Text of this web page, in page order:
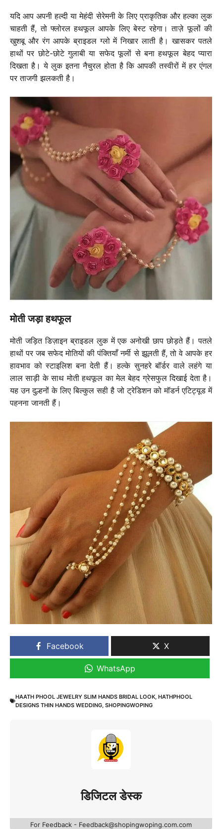
यदि आप अपनी हल्दी या मेहंदी सेरेमनी के लिए प्राकृतिक और हल्का लुक
चाहती हैं, तो फ्लोरल हथफूल आपके लिए बेस्ट रहेगा। ताज़े फूलों की
खुशबू और रंग आपके ब्राइडल ग्लो में निखार लाती है। खासकर पतले
हाथों पर छोटे-छोटे गुलाबी या सफेद फूलों से बना हथफूल बेहद प्यारा
दिखता है। ये लुक इतना नैचुरल होता है कि आपकी तस्वीरों में हर एंगल
पर ताजगी झलकती है।
मोती जड़ा हथफूल
मोती जड़ित डिज़ाइन ब्राइडल लुक में एक अनोखी छाप छोड़ते हैं। पतले
हाथों पर जब सफेद मोतियों की पंक्तियाँ नर्मी से झूलती हैं, तो वे आपके हर
हावभाव को स्टाइलिश बना देती हैं। हल्के सुनहरे बॉर्डर वाले लहंगे या
लाल साड़ी के साथ मोती हथफूल का मेल बेहद ग्रेसफुल दिखाई देता है।
यह उन दुल्हनों के लिए बिल्कुल सही है जो ट्रेडिशन को मॉडर्न एटिट्यूड में
पहनना जानती हैं।
Facebook X
WhatsApp
HAATH PHOOL JEWELRY SLIM HANDS BRIDAL LOOK HATHPHOOL
DESIGNS THIN HANDS WEDDING SHOPINGWOPING
डिजिटल डेस्क
For Feedback - Feedback@shopingwoping.com.com